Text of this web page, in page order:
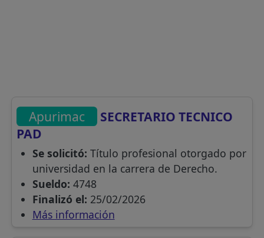
Apurimac
SECRETARIO TECNICO
PAD
Se solicitó: Título profesional otorgado por
universidad en la carrera de Derecho.
Sueldo: 4748
Finalizó el: 25/02/2026
Más información